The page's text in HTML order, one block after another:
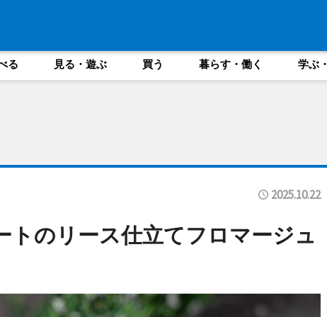
る 見る・遊ぶ 買う 暮らす・働く 学ぶ
2025.10.22
トのリース仕立てフロマージュ